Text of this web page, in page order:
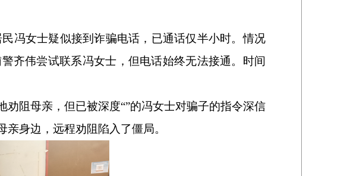
冯女士疑似接到诈骗电话，已通话仅半小时。情况
齐伟尝试联系冯女士，但电话始终无法接通。时间
阻母亲，但已被深度“”的冯女士对骗子的指令深信
身边，远程劝阻陷入了僵局。